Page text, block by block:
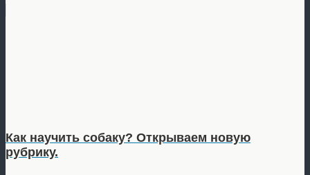
Как научить собаку? Открываем новую
рубрику.